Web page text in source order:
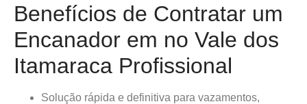
Benefícios de Contratar um
Encanador em no Vale dos
Itamaraca Profissional
Solução rápida e definitiva para vazamentos,